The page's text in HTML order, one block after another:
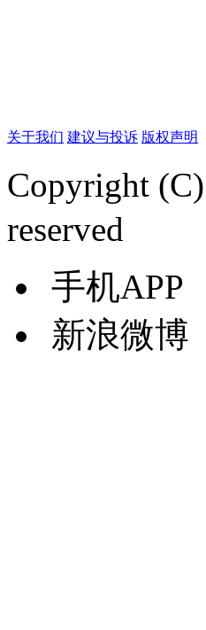
关于我们 建议与投诉 版权声明
Copyright
reserved
手机APP
新浪微博